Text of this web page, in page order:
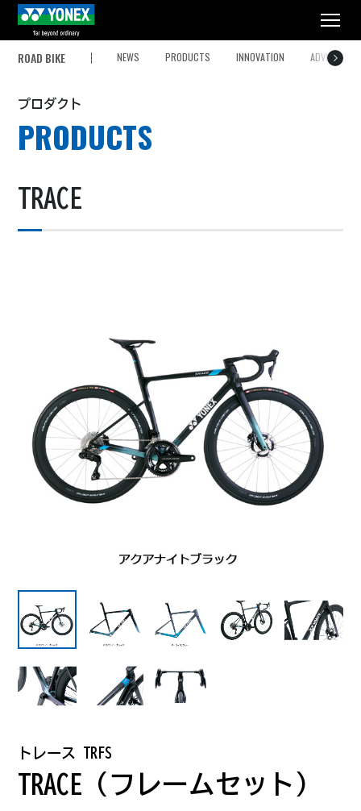
ROAD BIKE NEWS PRODUCTS INNOVATION ADVISORY
プロダクト
PRODUCTS
TRACE
トレース TRFS
TRACE（フレームセット）